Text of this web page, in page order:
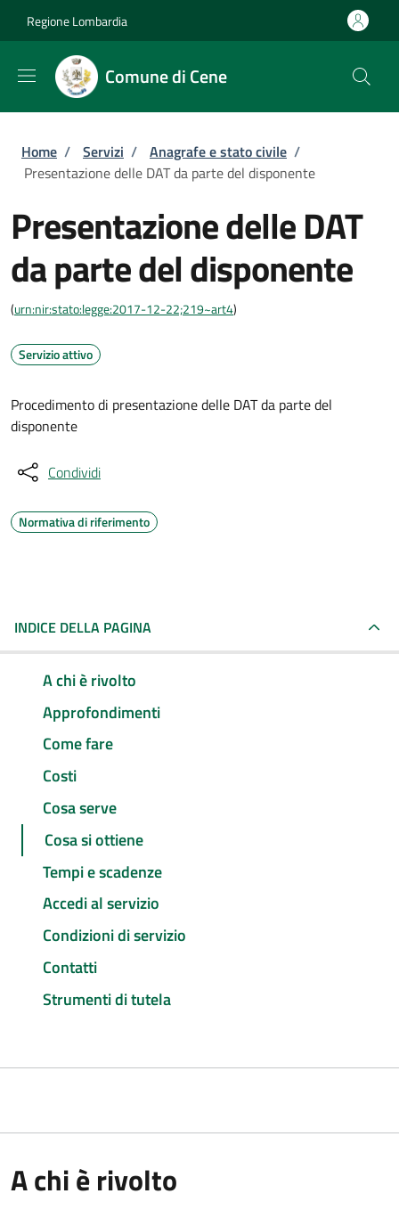
Regione Lombardia
Comune di Cene
Briciole di pane
Home / Servizi / Anagrafe e stato civile /
Presentazione delle DAT da parte del disponente
Presentazione delle DAT
da parte del disponente
(urn:nir:stato:legge:2017-12-22;219~art4)
Servizio attivo
Procedimento di presentazione delle DAT da parte del
disponente
Condividi
Normativa di riferimento
INDICE DELLA PAGINA
A chi è rivolto
Approfondimenti
Come fare
Costi
Cosa serve
Cosa si ottiene
Tempi e scadenze
Accedi al servizio
Condizioni di servizio
Contatti
Strumenti di tutela
A chi è rivolto